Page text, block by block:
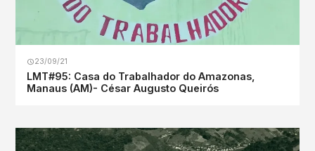
23/09/21
LMT#95: Casa do Trabalhador do Amazonas,
Manaus (AM)- César Augusto Queirós